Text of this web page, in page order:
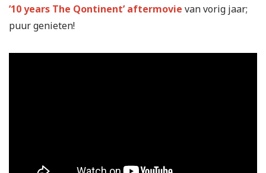
’10 years The Qontinent’ aftermovie van vorig jaar;
puur genieten!